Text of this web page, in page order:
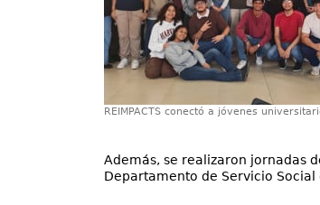
REIMPACTS conectó a jóvenes
Además, se realizaron jornadas
Departamento de Servicio